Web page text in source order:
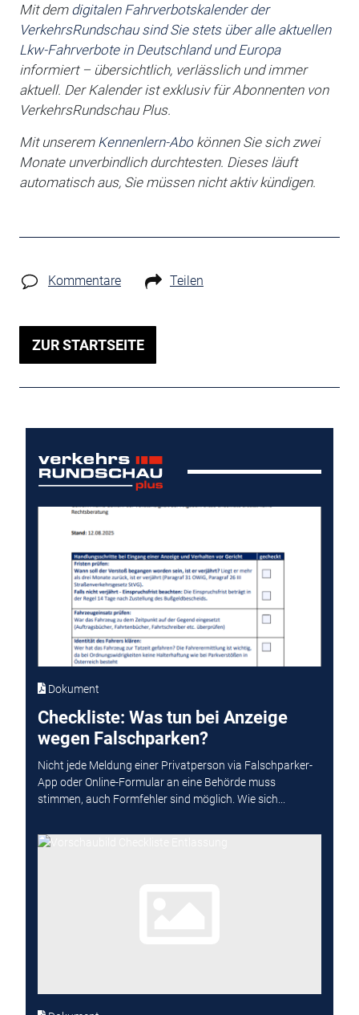
Mit dem digitalen Fahrverbotskalender der
VerkehrsRundschau sind Sie stets über alle aktuellen
Lkw-Fahrverbote in Deutschland und Europa
informiert – übersichtlich, verlässlich und immer
aktuell. Der Kalender ist exklusiv für Abonnenten von
VerkehrsRundschau Plus.
Mit unserem Kennenlern-Abo können Sie sich zwei
Monate unverbindlich durchtesten. Dieses läuft
automatisch aus, Sie müssen nicht aktiv kündigen.
Kommentare Teilen
ZUR STARTSEITE
Dokument
Checkliste: Was tun bei Anzeige
wegen Falschparken?
Nicht jede Meldung einer Privatperson via Falschparker-
App oder Online-Formular an eine Behörde muss
stimmen, auch Formfehler sind möglich. Wie sich...